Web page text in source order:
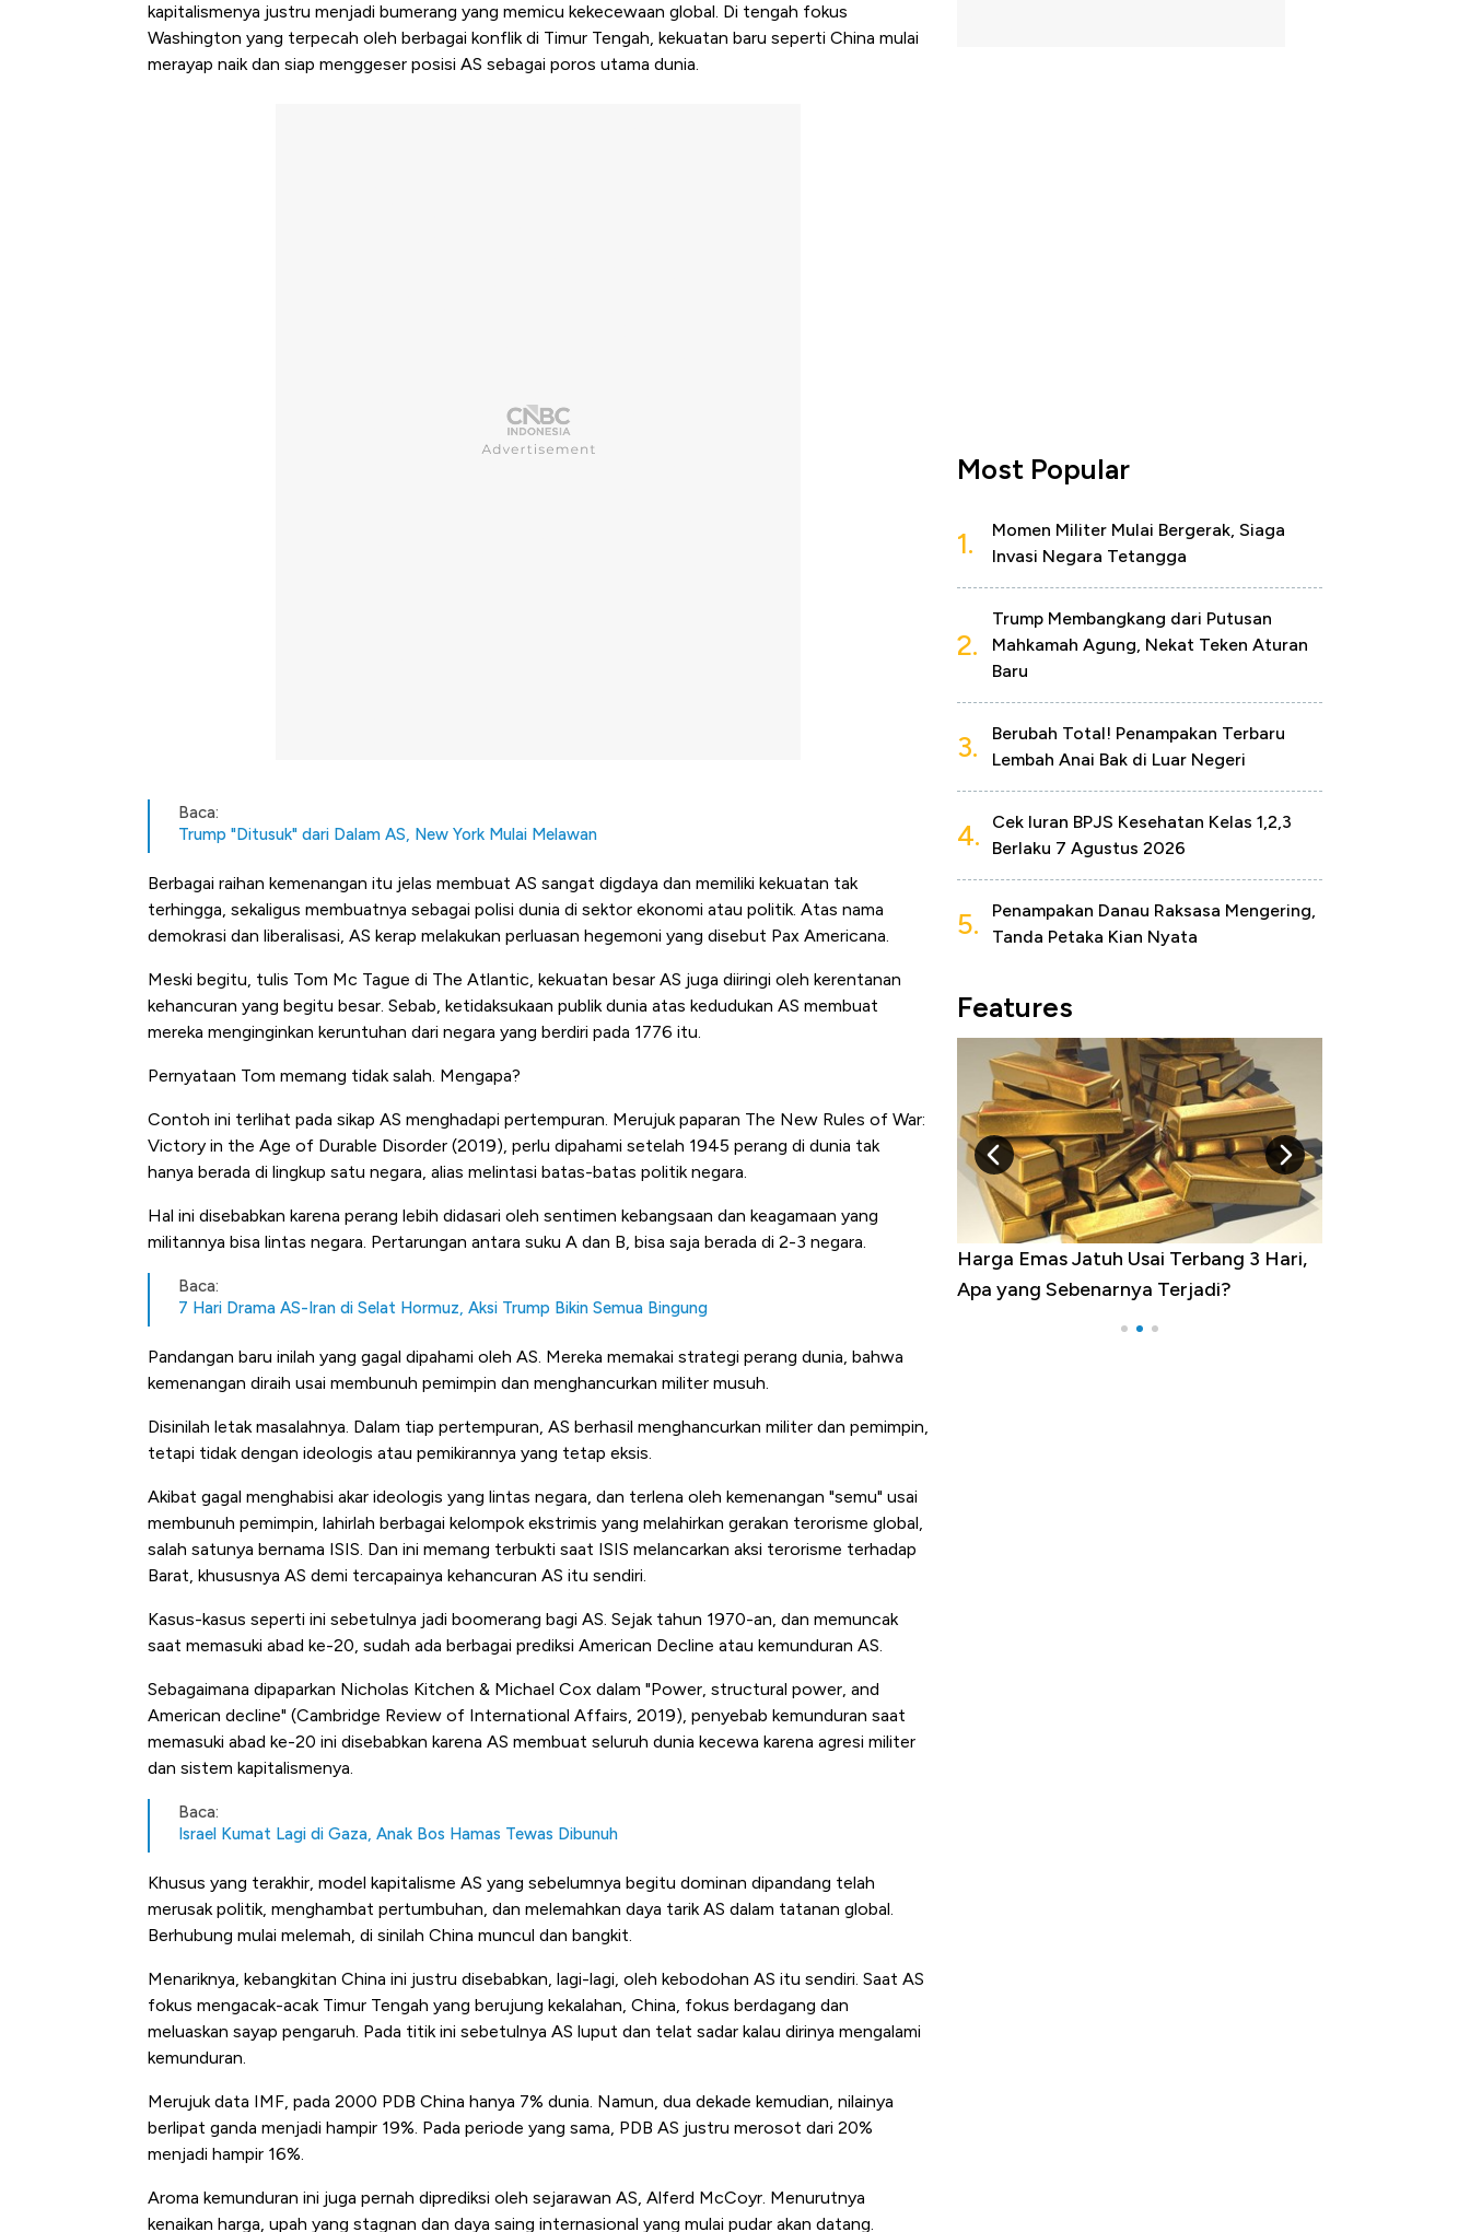
kapitalismenya justru menjadi bumerang yang memicu kekecewaan global. Di tengah fokus
Washington yang terpecah oleh berbagai konflik di Timur Tengah, kekuatan baru seperti China mulai
merayap naik dan siap menggeser posisi AS sebagai poros utama dunia.
Baca:
Trump "Ditusuk" dari Dalam AS, New York Mulai Melawan
Berbagai raihan kemenangan itu jelas membuat AS sangat digdaya dan memiliki kekuatan tak
terhingga, sekaligus membuatnya sebagai polisi dunia di sektor ekonomi atau politik. Atas nama
demokrasi dan liberalisasi, AS kerap melakukan perluasan hegemoni yang disebut Pax Americana.
Meski begitu, tulis Tom Mc Tague di The Atlantic, kekuatan besar AS juga diiringi oleh kerentanan
kehancuran yang begitu besar. Sebab, ketidaksukaan publik dunia atas kedudukan AS membuat
mereka menginginkan keruntuhan dari negara yang berdiri pada 1776 itu.
Pernyataan Tom memang tidak salah. Mengapa?
Contoh ini terlihat pada sikap AS menghadapi pertempuran. Merujuk paparan The New Rules of War:
Victory in the Age of Durable Disorder (2019), perlu dipahami setelah 1945 perang di dunia tak
hanya berada di lingkup satu negara, alias melintasi batas-batas politik negara.
Hal ini disebabkan karena perang lebih didasari oleh sentimen kebangsaan dan keagamaan yang
militannya bisa lintas negara. Pertarungan antara suku A dan B, bisa saja berada di 2-3 negara.
Baca:
7 Hari Drama AS-Iran di Selat Hormuz, Aksi Trump Bikin Semua Bingung
Pandangan baru inilah yang gagal dipahami oleh AS. Mereka memakai strategi perang dunia, bahwa
kemenangan diraih usai membunuh pemimpin dan menghancurkan militer musuh.
Disinilah letak masalahnya. Dalam tiap pertempuran, AS berhasil menghancurkan militer dan pemimpin,
tetapi tidak dengan ideologis atau pemikirannya yang tetap eksis.
Akibat gagal menghabisi akar ideologis yang lintas negara, dan terlena oleh kemenangan "semu" usai
membunuh pemimpin, lahirlah berbagai kelompok ekstrimis yang melahirkan gerakan terorisme global,
salah satunya bernama ISIS. Dan ini memang terbukti saat ISIS melancarkan aksi terorisme terhadap
Barat, khususnya AS demi tercapainya kehancuran AS itu sendiri.
Kasus-kasus seperti ini sebetulnya jadi boomerang bagi AS. Sejak tahun 1970-an, dan memuncak
saat memasuki abad ke-20, sudah ada berbagai prediksi American Decline atau kemunduran AS.
Sebagaimana dipaparkan Nicholas Kitchen & Michael Cox dalam "Power, structural power, and
American decline" (Cambridge Review of International Affairs, 2019), penyebab kemunduran saat
memasuki abad ke-20 ini disebabkan karena AS membuat seluruh dunia kecewa karena agresi militer
dan sistem kapitalismenya.
Baca:
Israel Kumat Lagi di Gaza, Anak Bos Hamas Tewas Dibunuh
Khusus yang terakhir, model kapitalisme AS yang sebelumnya begitu dominan dipandang telah
merusak politik, menghambat pertumbuhan, dan melemahkan daya tarik AS dalam tatanan global.
Berhubung mulai melemah, di sinilah China muncul dan bangkit.
Menariknya, kebangkitan China ini justru disebabkan, lagi-lagi, oleh kebodohan AS itu sendiri. Saat AS
fokus mengacak-acak Timur Tengah yang berujung kekalahan, China, fokus berdagang dan
meluaskan sayap pengaruh. Pada titik ini sebetulnya AS luput dan telat sadar kalau dirinya mengalami
kemunduran.
Merujuk data IMF, pada 2000 PDB China hanya 7% dunia. Namun, dua dekade kemudian, nilainya
berlipat ganda menjadi hampir 19%. Pada periode yang sama, PDB AS justru merosot dari 20%
menjadi hampir 16%.
Aroma kemunduran ini juga pernah diprediksi oleh sejarawan AS, Alferd McCoyr. Menurutnya
kenaikan harga, upah yang stagnan dan daya saing internasional yang mulai pudar akan datang.
Most Popular
1.
Momen Militer Mulai Bergerak, Siaga
Invasi Negara Tetangga
2.
Trump Membangkang dari Putusan
Mahkamah Agung, Nekat Teken Aturan
Baru
3.
Berubah Total! Penampakan Terbaru
Lembah Anai Bak di Luar Negeri
4.
Cek Iuran BPJS Kesehatan Kelas 1,2,3
Berlaku 7 Agustus 2026
5.
Penampakan Danau Raksasa Mengering,
Tanda Petaka Kian Nyata
Features
Harga Batu Bara Bangkit, Ada Kabar
Harga Emas Jatuh Usai Terbang 3 Hari,
Apa yang Sebenarnya Terjadi?